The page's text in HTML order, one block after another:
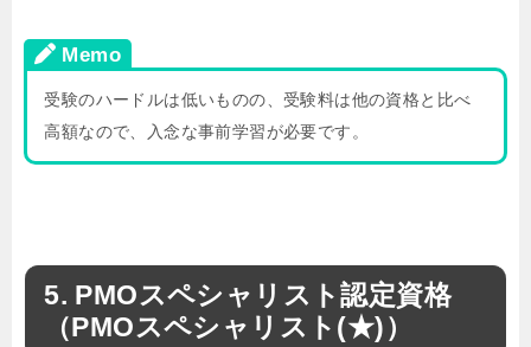
Memo
受験のハードルは低いものの、受験料は他の資格と比べ
高額なので、入念な事前学習が必要です。
PMOスペシャリスト認定資格
（PMOスペシャリスト(★)）